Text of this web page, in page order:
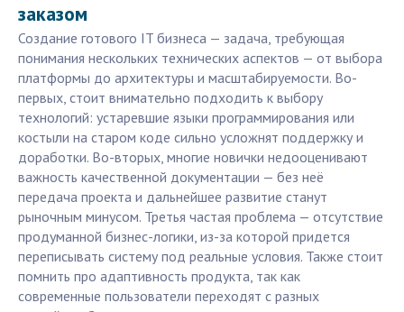
заказом
Создание готового IT бизнеса — задача, требующая
понимания нескольких технических аспектов — от выбора
платформы до архитектуры и масштабируемости. Во-
первых, стоит внимательно подходить к выбору
технологий: устаревшие языки программирования или
костыли на старом коде сильно усложнят поддержку и
доработки. Во-вторых, многие новички недооценивают
важность качественной документации — без неё
передача проекта и дальнейшее развитие станут
рыночным минусом. Третья частая проблема — отсутствие
продуманной бизнес-логики, из-за которой придется
переписывать систему под реальные условия. Также стоит
помнить про адаптивность продукта, так как
современные пользователи переходят с разных